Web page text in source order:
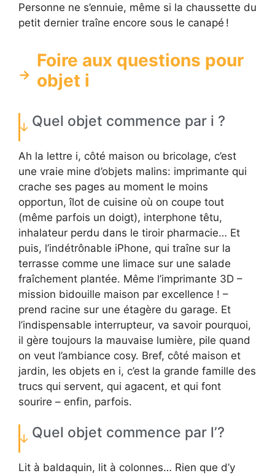
Personne ne s’ennuie, même si la chaussette du
petit dernier traîne encore sous le canapé !
Foire aux questions pour
objet i
Quel objet commence par i ?
Ah la lettre i, côté maison ou bricolage, c’est
une vraie mine d’objets malins: imprimante qui
crache ses pages au moment le moins
opportun, îlot de cuisine où on coupe tout
(même parfois un doigt), interphone têtu,
inhalateur perdu dans le tiroir pharmacie… Et
puis, l’indétrônable iPhone, qui traîne sur la
terrasse comme une limace sur une salade
fraîchement plantée. Même l’imprimante 3D –
mission bidouille maison par excellence ! –
prend racine sur une étagère du garage. Et
l’indispensable interrupteur, va savoir pourquoi,
il gère toujours la mauvaise lumière, pile quand
on veut l’ambiance cosy. Bref, côté maison et
jardin, les objets en i, c’est la grande famille des
trucs qui servent, qui agacent, et qui font
sourire – enfin, parfois.
Quel objet commence par l’?
Lit à baldaquin, lit à colonnes… Rien que d’y